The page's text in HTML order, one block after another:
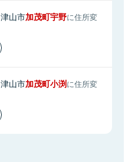
津山市加茂町宇野に住所変
津山市加茂町小渕に住所変